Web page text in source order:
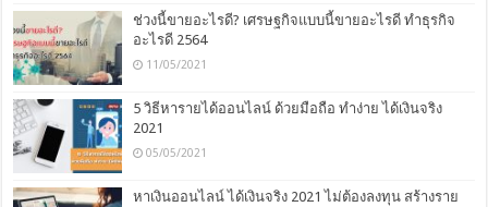
ช่วงนี้ขายอะไรดี? เศรษฐกิจแบบนี้ขายอะไรดี ทำธุรกิจ
อะไรดี 2564
11/05/2021
5 วิธีหารายได้ออนไลน์ ด้วยมือถือ ทำง่าย ได้เงินจริง
2021
05/05/2021
หาเงินออนไลน์ ได้เงินจริง 2021 ไม่ต้องลงทุน สร้างราย